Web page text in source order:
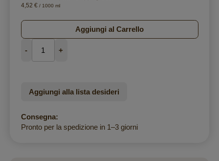
4,52 €/ 1000 ml
Aggiungi al Carrello
- +
Aggiungi alla lista desideri
Consegna:
Pronto per la spedizione in 1–3 giorni